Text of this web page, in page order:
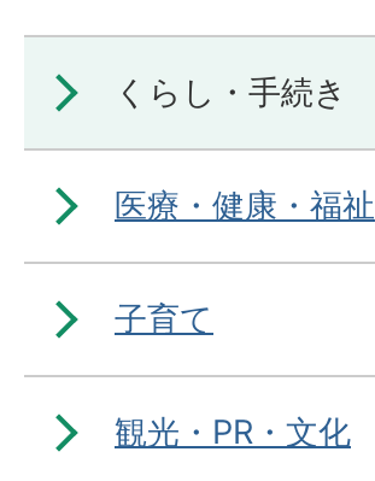
くらし・手続き
医療・健康・福祉
子育て
観光・PR・文化